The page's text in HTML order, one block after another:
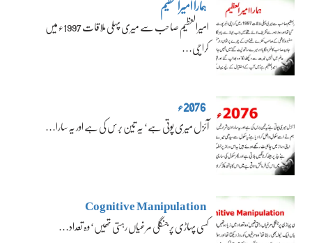
ہمارا امیرالعظیم
امیرالعظیم صاحب سے میری پہلی ملاقات 1997ء میں
کراچی…
2076ء
آئزل میری پوتی ہے‘ یہ تین برس کی ہے اور یہ سارا…
Cognitive Manipulation
کسی پہاڑی پر جنگلی مرغیاں رہتی تھیں‘ وہ تعداد…